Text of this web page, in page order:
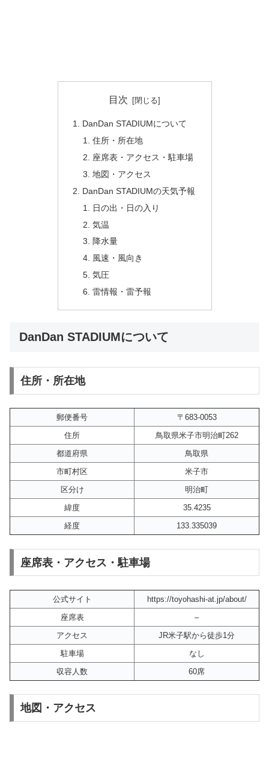
目次
DanDan STADIUMについて
住所・所在地
座席表・アクセス・駐車場
地図・アクセス
DanDan STADIUMの天気予報
日の出・日の入り
気温
降水量
風速・風向き
気圧
雷情報・雷予報
DanDan STADIUMについて
住所・所在地
郵便番号
〒683-0053
住所
鳥取県米子市明治町262
都道府県
鳥取県
市町村区
米子市
区分け
明治町
緯度
35.4235
経度
133.335039
座席表・アクセス・駐車場
公式サイト
https://toyohashi-at.jp/about/
座席表
–
アクセス
JR米子駅から徒歩1分
駐車場
なし
収容人数
60席
地図・アクセス